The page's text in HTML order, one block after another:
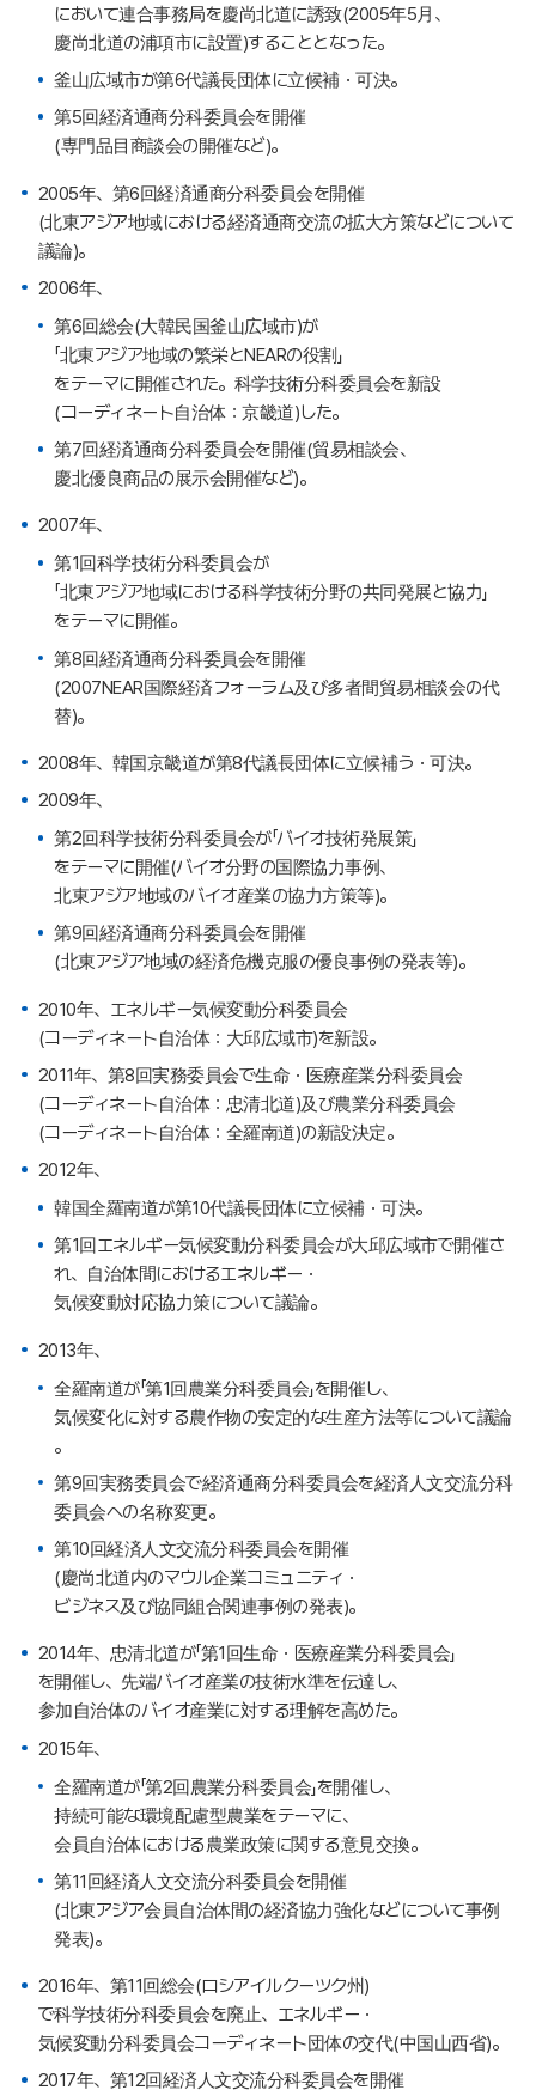
において連合事務局を慶尚北道に誘致(2005年5月、
慶尚北道の浦項市に設置)することとなった。
釜山広域市が第6代議長団体に立候補・可決。
第5回経済通商分科委員会を開催
(専門品目商談会の開催など)。
2005年、第6回経済通商分科委員会を開催
(北東アジア地域における経済通商交流の拡大方策などについて
議論)。
2006年、
第6回総会(大韓民国釜山広域市)が
「北東アジア地域の繁栄とNEARの役割」
をテーマに開催された。科学技術分科委員会を新設
(コーディネート自治体：京畿道)した。
第7回経済通商分科委員会を開催(貿易相談会、
慶北優良商品の展示会開催など)。
2007年、
第1回科学技術分科委員会が
「北東アジア地域における科学技術分野の共同発展と協力」
をテーマに開催。
第8回経済通商分科委員会を開催
(2007NEAR国際経済フォーラム及び多者間貿易相談会の代
替)。
2008年、韓国京畿道が第8代議長団体に立候補う・可決。
2009年、
第2回科学技術分科委員会が「バイオ技術発展策」
をテーマに開催(バイオ分野の国際協力事例、
北東アジア地域のバイオ産業の協力方策等)。
第9回経済通商分科委員会を開催
(北東アジア地域の経済危機克服の優良事例の発表等)。
2010年、エネルギー気候変動分科委員会
(コーディネート自治体：大邱広域市)を新設。
2011年、第8回実務委員会で生命・医療産業分科委員会
(コーディネート自治体：忠清北道)及び農業分科委員会
(コーディネート自治体：全羅南道)の新設決定。
2012年、
韓国全羅南道が第10代議長団体に立候補・可決。
第1回エネルギー気候変動分科委員会が大邱広域市で開催さ
れ、自治体間におけるエネルギー・
気候変動対応協力策について議論。
2013年、
全羅南道が「第1回農業分科委員会」を開催し、
気候変化に対する農作物の安定的な生産方法等について議論
。
第9回実務委員会で経済通商分科委員会を経済人文交流分科
委員会への名称変更。
第10回経済人文交流分科委員会を開催
(慶尚北道内のマウル企業コミュニティ・
ビジネス及び協同組合関連事例の発表)。
2014年、忠清北道が「第1回生命・医療産業分科委員会」
を開催し、先端バイオ産業の技術水準を伝達し、
参加自治体のバイオ産業に対する理解を高めた。
2015年、
全羅南道が「第2回農業分科委員会」を開催し、
持続可能な環境配慮型農業をテーマに、
会員自治体における農業政策に関する意見交換。
第11回経済人文交流分科委員会を開催
(北東アジア会員自治体間の経済協力強化などについて事例
発表)。
2016年、第11回総会(ロシアイルクーツク州)
で科学技術分科委員会を廃止、エネルギー・
気候変動分科委員会コーディネート団体の交代(中国山西省)。
2017年、第12回経済人文交流分科委員会を開催